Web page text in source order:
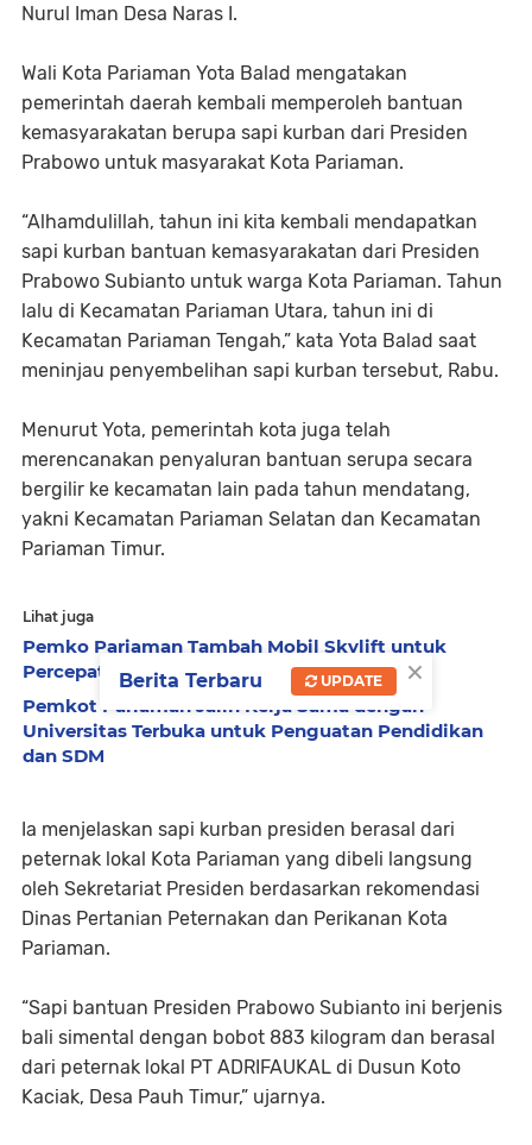
Nurul Iman Desa Naras I.
Wali Kota Pariaman Yota Balad mengatakan
pemerintah daerah kembali memperoleh bantuan
kemasyarakatan berupa sapi kurban dari Presiden
Prabowo untuk masyarakat Kota Pariaman.
“Alhamdulillah, tahun ini kita kembali mendapatkan
sapi kurban bantuan kemasyarakatan dari Presiden
Prabowo Subianto untuk warga Kota Pariaman. Tahun
lalu di Kecamatan Pariaman Utara, tahun ini di
Kecamatan Pariaman Tengah,” kata Yota Balad saat
meninjau penyembelihan sapi kurban tersebut, Rabu.
Menurut Yota, pemerintah kota juga telah
merencanakan penyaluran bantuan serupa secara
bergilir ke kecamatan lain pada tahun mendatang,
yakni Kecamatan Pariaman Selatan dan Kecamatan
Pariaman Timur.
Lihat juga
Pemko Pariaman Tambah Mobil Skylift untuk
Percepat Perbaikan Lampu Jalan
Pemkot Pariaman Jalin Kerja Sama dengan
Universitas Terbuka untuk Penguatan Pendidikan
dan SDM
Ia menjelaskan sapi kurban presiden berasal dari
peternak lokal Kota Pariaman yang dibeli langsung
oleh Sekretariat Presiden berdasarkan rekomendasi
Dinas Pertanian Peternakan dan Perikanan Kota
Pariaman.
“Sapi bantuan Presiden Prabowo Subianto ini berjenis
bali simental dengan bobot 883 kilogram dan berasal
dari peternak lokal PT ADRIFAUKAL di Dusun Koto
Kaciak, Desa Pauh Timur,” ujarnya.
×
Berita Terbaru UPDATE